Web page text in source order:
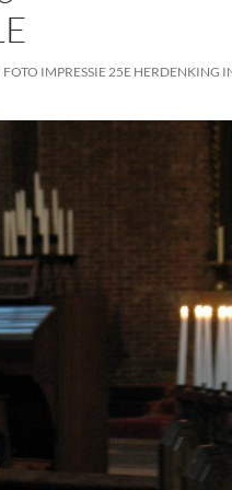
FOTO IMPRESSIE 25E HERDENKING